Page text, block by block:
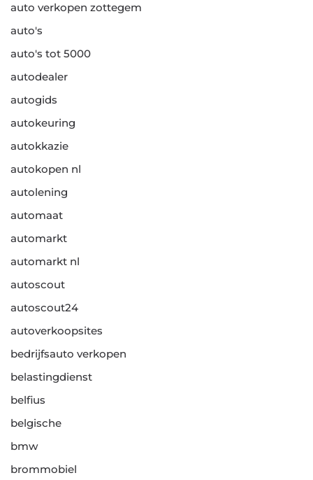
auto verkopen zottegem
auto's
auto's tot 5000
autodealer
autogids
autokeuring
autokkazie
autokopen nl
autolening
automaat
automarkt
automarkt nl
autoscout
autoscout24
autoverkoopsites
bedrijfsauto verkopen
belastingdienst
belfius
belgische
bmw
brommobiel